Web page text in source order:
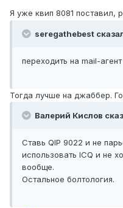
Я уже квип 8081 поставил,
seregathebest
переходить на mail-агент
Тогда лучше на джаббер.
Валерий Кислов
Ставь QIP 9022 и не
использовать ICQ и не
вообще.
Остальное болтология.